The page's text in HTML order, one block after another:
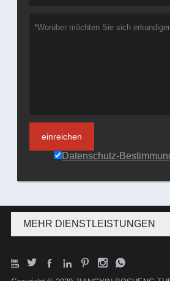
einreichen
Datenschutz-
MEHR DIENSTLEISTUNGEN
      